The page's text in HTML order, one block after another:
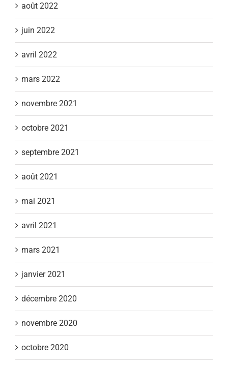
août 2022
juin 2022
avril 2022
mars 2022
novembre 2021
octobre 2021
septembre 2021
août 2021
mai 2021
avril 2021
mars 2021
janvier 2021
décembre 2020
novembre 2020
octobre 2020